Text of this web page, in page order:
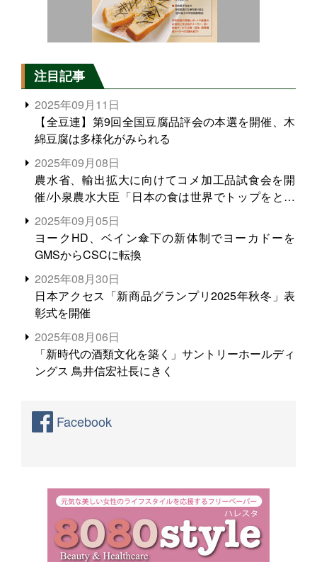
注目記事
2025年09月11日
【全豆連】第9回全国豆腐品評会の本選を開催、木
綿豆腐は多様化がみられる
2025年09月08日
農水省、輸出拡大に向けてコメ加工品試食会を開
催/小泉農水大臣「日本の食は世界でトップをとれ
る。米増産に向けて、米輸出需要の拡大を」
2025年09月05日
ヨークHD、ベイン傘下の新体制でヨーカドーを
GMSからCSCに転換
2025年08月30日
日本アクセス「新商品グランプリ2025年秋冬」表
彰式を開催
2025年08月06日
「新時代の酒類文化を築く」サントリーホールディ
ングス 鳥井信宏社長にきく
Facebook